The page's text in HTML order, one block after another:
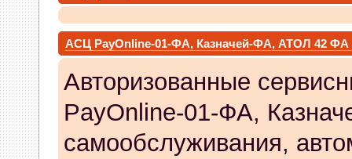
АСЦ PayOnline-01-ФА, Казначей-ФА, АТОЛ 42 ФА
Авторизованные
PayOnline-01-ФА,
самообслуживания,